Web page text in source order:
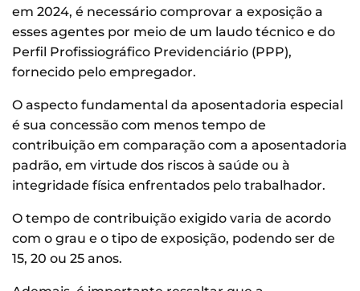
em 2024, é necessário comprovar a exposição a
esses agentes por meio de um laudo técnico e do
Perfil Profissiográfico Previdenciário (PPP),
fornecido pelo empregador.
O aspecto fundamental da aposentadoria especial
é sua concessão com menos tempo de
contribuição em comparação com a aposentadoria
padrão, em virtude dos riscos à saúde ou à
integridade física enfrentados pelo trabalhador.
O tempo de contribuição exigido varia de acordo
com o grau e o tipo de exposição, podendo ser de
15, 20 ou 25 anos.